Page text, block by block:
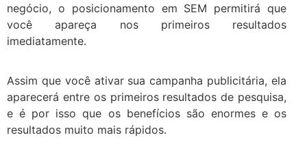
negócio, o posicionamento em SEM permitirá que
você apareça nos primeiros resultados
imediatamente.
Assim que você ativar sua campanha publicitária, ela
aparecerá entre os primeiros resultados de pesquisa,
e é por isso que os benefícios são enormes e os
resultados muito mais rápidos.